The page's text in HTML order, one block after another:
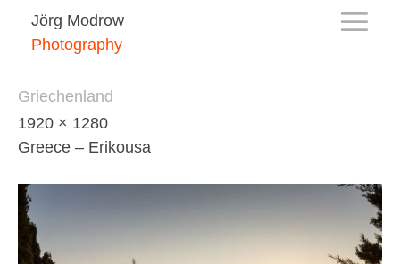
Jörg Modrow
Photography
Griechenland
1920 × 1280
Greece – Erikousa